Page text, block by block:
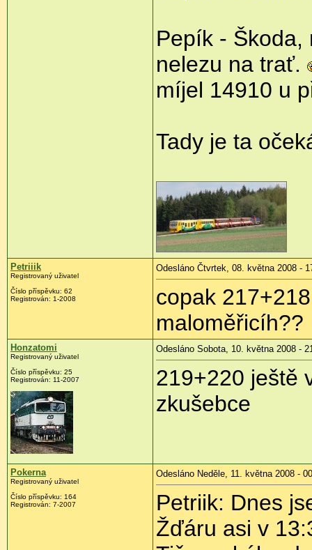
Pepík - Škoda,
nelezu na trať.
míjel 14910 u
Tady je ta
Petriiik
Registrovaný uživatel
Číslo příspěvku: 62
Registrován: 1-2008
Odesláno Čtvrtek, 08. května 2008 -
copak
maloměřicíh??
Honzatomi
Registrovaný uživatel
Číslo příspěvku: 25
Registrován: 11-2007
Odesláno Sobota, 10. května 2008 -
219+220 ještě
zkušebce
Pokerna
Registrovaný uživatel
Číslo příspěvku: 164
Registrován: 7-2007
Odesláno Neděle, 11. května 2008 -
Petriik: Dnes
Žďáru asi v